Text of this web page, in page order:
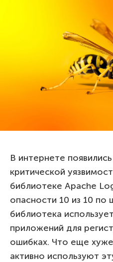
В интернете
критической
библиотеке Apache
опасности 10 из 10 по
библиотека
приложений для
ошибках. Что еще
активно используют